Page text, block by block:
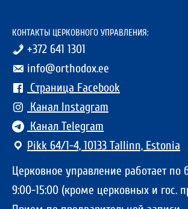
КОНТАКТЫ ЦЕРКОВНОГО УПРАВЛЕНИЯ:
+372 641 1301
info@orthodox.ee
Страница Facebook
Канал Instagram
Канал Telegram
Pikk 64/1-4, 10133 Tallinn, Estonia
Церковное управление работает
9:00-15:00 (кроме церковных и гос.